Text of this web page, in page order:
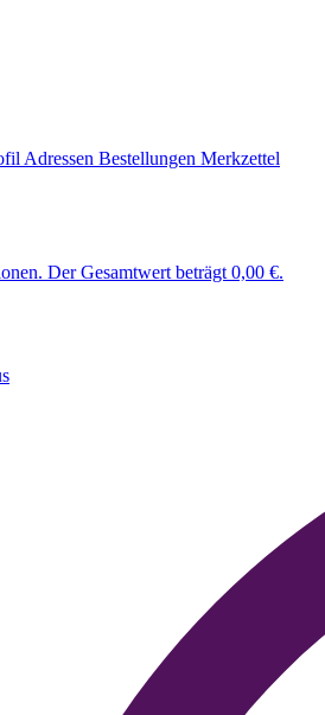
Adressen Bestellungen Merkzettel
Der Gesamtwert beträgt 0,00 €.